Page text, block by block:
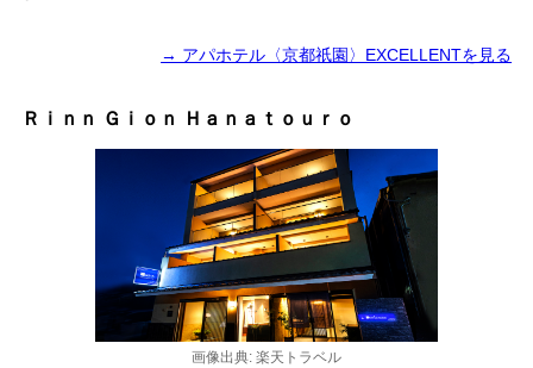
→ アパホテル〈京都祇園〉EXCELLENTを見る
Ｒｉｎｎ Ｇｉｏｎ Ｈａｎａｔｏｕｒｏ
画像出典: 楽天トラベル